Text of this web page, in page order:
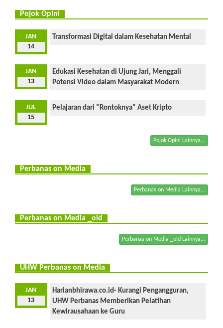
Pojok Opini
JAN
14
Transformasi Digital dalam Kesehatan Mental
JAN
13
Edukasi Kesehatan di Ujung Jari, Menggali
Potensi Video dalam Masyarakat Modern
JUL
15
Pelajaran dari ”Rontoknya” Aset Kripto
Pojok Opini Lainnya...
Perbanas on Media
Perbanas on Media Lainnya...
Perbanas on Media _old
Perbanas on Media _old Lainnya...
UHW Perbanas on Media
JAN
13
Harianbhirawa.co.id- Kurangi Pengangguran,
UHW Perbanas Memberikan Pelatihan
Kewirausahaan ke Guru